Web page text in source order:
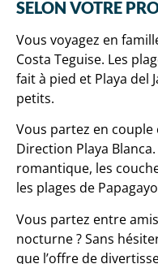
SELON VOTRE
Vous voyagez en
Costa Teguise. Les
fait à pied et Playa del
petits.
Vous partez en
Direction Playa
romantique, les
les plages de
Vous partez entre
nocturne ? Sans
que l’offre de